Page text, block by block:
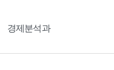
경제분석과